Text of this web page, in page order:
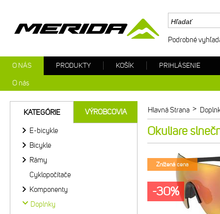
Hlavná Strana >
Okuliare
Znížená cena
-30%
KATEGÓRIE VÝROBCOVIA
E-bicykle
Bicykle
Rámy
Cyklopočítače
Komponenty
Doplnky
Podrobné
O NÁS
O nás
PRODUKTY KOŠÍK PRIHLÁSENIE